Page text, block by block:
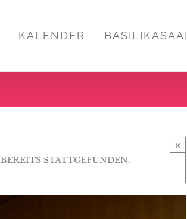
KALENDER BASILIKASAAL
×
STATTGEFUNDEN.